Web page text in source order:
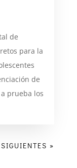
de
para la
de
prueba los
»